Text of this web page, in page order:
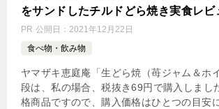
をサンドしたチルドどら焼き実食レビ
PR 公開日：2021年12月22日
食べ物・飲み物
ヤマザキ恵庭庵「生どら焼（苺ジャム＆ホ
段は、私の場合、税抜き69円で購入しまし
格商品ですので、購入価格はひとつの目安